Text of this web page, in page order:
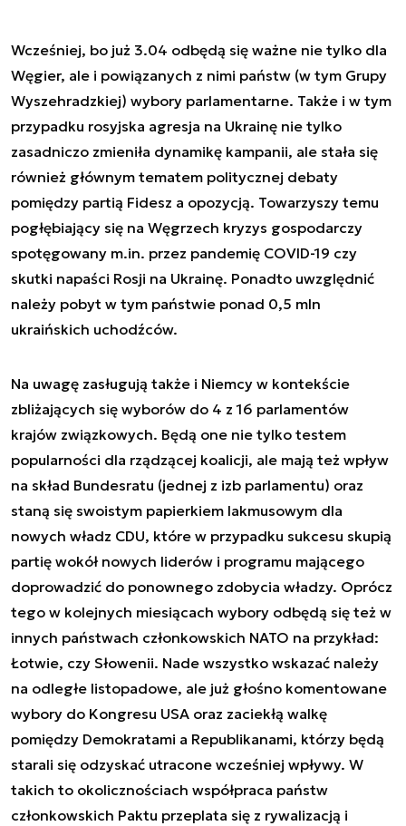
Wcześniej, bo już 3.04 odbędą się ważne nie tylko dla
Węgier, ale i powiązanych z nimi państw (w tym Grupy
Wyszehradzkiej) wybory parlamentarne. Także i w tym
przypadku rosyjska agresja na Ukrainę nie tylko
zasadniczo zmieniła dynamikę kampanii, ale stała się
również głównym tematem politycznej debaty
pomiędzy partią Fidesz a opozycją. Towarzyszy temu
pogłębiający się na Węgrzech kryzys gospodarczy
spotęgowany m.in. przez pandemię COVID-19 czy
skutki napaści Rosji na Ukrainę. Ponadto uwzględnić
należy pobyt w tym państwie ponad 0,5 mln
ukraińskich uchodźców.
Na uwagę zasługują także i Niemcy w kontekście
zbliżających się wyborów do 4 z 16 parlamentów
krajów związkowych. Będą one nie tylko testem
popularności dla rządzącej koalicji, ale mają też wpływ
na skład Bundesratu (jednej z izb parlamentu) oraz
staną się swoistym papierkiem lakmusowym dla
nowych władz CDU, które w przypadku sukcesu skupią
partię wokół nowych liderów i programu mającego
doprowadzić do ponownego zdobycia władzy. Oprócz
tego w kolejnych miesiącach wybory odbędą się też w
innych państwach członkowskich NATO na przykład:
Łotwie, czy Słowenii. Nade wszystko wskazać należy
na odległe listopadowe, ale już głośno komentowane
wybory do Kongresu USA oraz zaciekłą walkę
pomiędzy Demokratami a Republikanami, którzy będą
starali się odzyskać utracone wcześniej wpływy. W
takich to okolicznościach współpraca państw
członkowskich Paktu przeplata się z rywalizacją i